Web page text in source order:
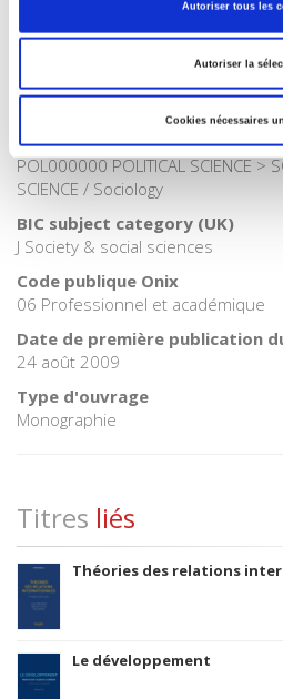
Autoriser tous les
Autoriser la
Cookies nécessaires
Catégorie (éditeur)
Catégorie (éditeur)
BISAC Subject Heading
POL000000 POLITICAL SCIENCE >
SCIENCE / Sociology
BIC subject category (UK)
J Society & social sciences
Code publique Onix
06 Professionnel et académique
Date de première publication
24 août 2009
Type d'ouvrage
Monographie
Titres liés
Théories des relations
Le développement